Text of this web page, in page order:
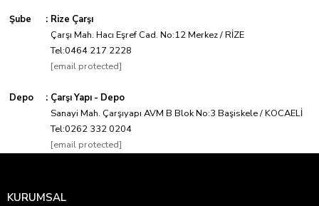
Şube : Rize Çarşı
Çarşı Mah. Hacı Eşref Cad. No:12 Merkez / RİZE
Tel:0464 217 2228
[email protected]
Depo : Çarşı Yapı - Depo
Sanayi Mah. Çarşıyapı AVM B Blok No:3 Başiskele / KOCAELİ
Tel:0262 332 0204
[email protected]
KURUMSAL